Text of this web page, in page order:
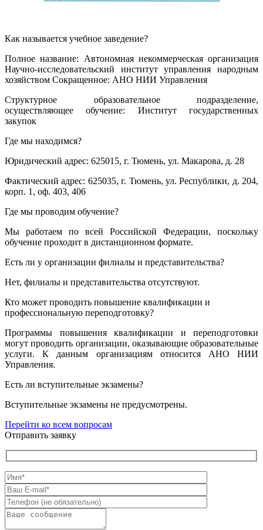
Как называется учебное заведение?
Полное название: Автономная некоммерческая организация
Научно-исследовательский институт управления народным
хозяйством Сокращенное: АНО НИИ Управления
Структурное образовательное подразделение,
осуществляющее обучение: Институт государственных
закупок
Где мы находимся?
Юридический адрес: 625015, г. Тюмень, ул. Макарова, д. 28
Фактический адрес: 625035, г. Тюмень, ул. Республики, д. 204,
корп. 1, оф. 403, 406
Где мы проводим обучение?
Мы работаем по всей Российской Федерации, поскольку
обучение проходит в дистанционном формате.
Есть ли у организации филиалы и представительства?
Нет, филиалы и представительства отсутствуют.
Кто может проводить повышение квалификации и
профессиональную переподготовку?
Программы повышения квалификации и переподготовки
могут проводить организации, оказывающие образовательные
услуги. К данным организациям относится АНО НИИ
Управления.
Есть ли вступительные экзамены?
Вступительные экзамены не предусмотрены.
Перейти ко всем вопросам
Отправить заявку